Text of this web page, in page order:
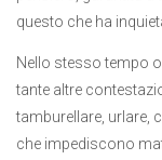
questo che ha
Nello stesso tempo
tante altre
tamburellare, urlare,
che impediscono